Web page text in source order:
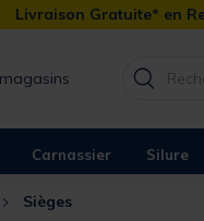
Livraison Gratuite* en
Carnassier Silure
Sièges